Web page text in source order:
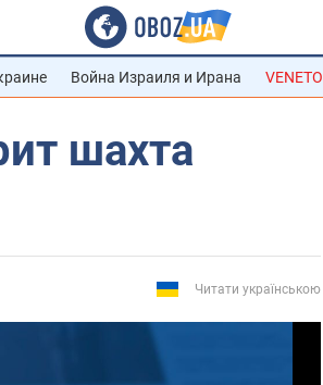
Война Израиля и Ирана VENETO
шахта
Читати українською